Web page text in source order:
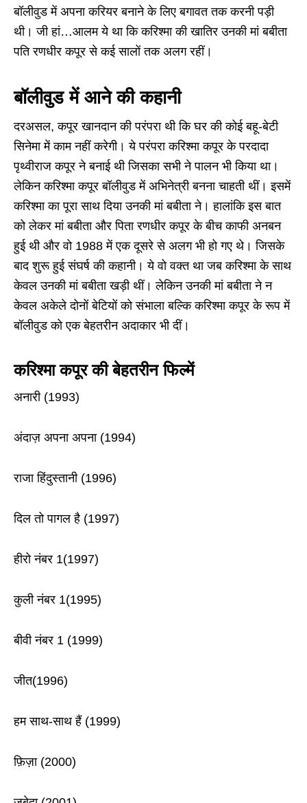
बॉलीवुड में अपना करियर बनाने के लिए बगावत तक करनी पड़ी
थी। जी हां…आलम ये था कि करिश्मा की खातिर उनकी मां बबीता
पति रणधीर कपूर से कई सालों तक अलग रहीं।
बॉलीवुड में आने की कहानी
दरअसल, कपूर खानदान की परंपरा थी कि घर की कोई बहू-बेटी
सिनेमा में काम नहीं करेगी। ये परंपरा करिश्मा कपूर के परदादा
पृथ्वीराज कपूर ने बनाई थी जिसका सभी ने पालन भी किया था।
लेकिन करिश्मा कपूर बॉलीवुड में अभिनेत्री बनना चाहती थीं। इसमें
करिश्मा का पूरा साथ दिया उनकी मां बबीता ने। हालांकि इस बात
को लेकर मां बबीता और पिता रणधीर कपूर के बीच काफी अनबन
हुई थी और वो 1988 में एक दूसरे से अलग भी हो गए थे। जिसके
बाद शुरू हुई संघर्ष की कहानी। ये वो वक्त था जब करिश्मा के साथ
केवल उनकी मां बबीता खड़ी थीं। लेकिन उनकी मां बबीता ने न
केवल अकेले दोनों बेटियों को संभाला बल्कि करिश्मा कपूर के रूप में
बॉलीवुड को एक बेहतरीन अदाकार भी दीं।
करिश्मा कपूर की बेहतरीन फिल्में
अनारी (1993)
अंदाज़ अपना अपना (1994)
राजा हिंदुस्तानी (1996)
दिल तो पागल है (1997)
हीरो नंबर 1(1997)
कुली नंबर 1(1995)
बीवी नंबर 1 (1999)
जीत(1996)
हम साथ-साथ हैं (1999)
फ़िज़ा (2000)